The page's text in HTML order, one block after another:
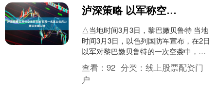
泸深策略 以军称空袭黎巴嫩 打死一名真主党兵力建设关键人物
△当地时间3月3日，黎巴嫩贝鲁特 当地
时间3月3日，以色列国防军宣布，在2日
以军对黎巴嫩贝鲁特的一次空袭中，打
死一名黎巴嫩真主党兵力建设的关键人
物。 以军方称，....
查看：92 分类：线上股票配资门
户